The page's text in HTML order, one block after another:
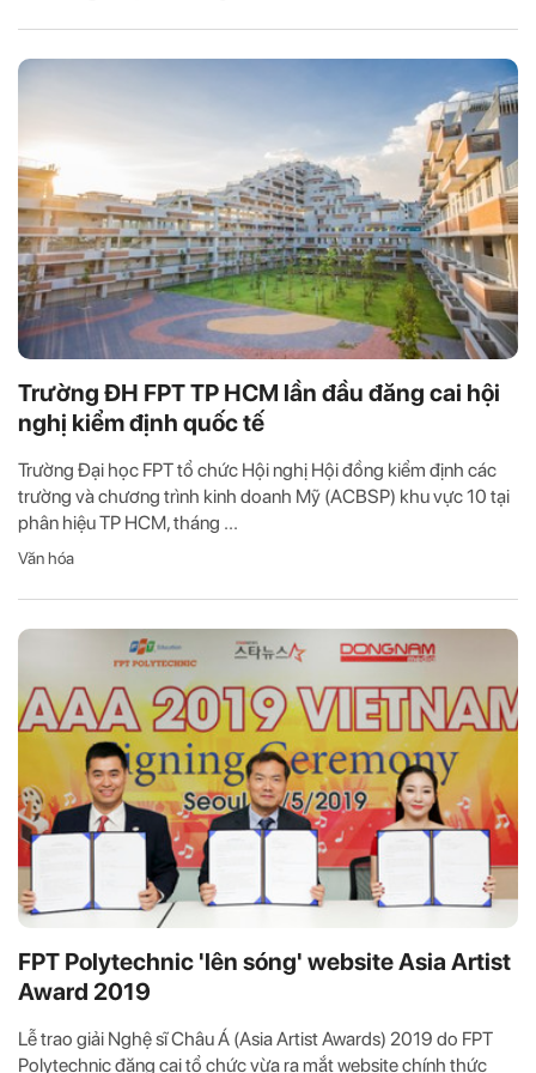
Trường ĐH FPT TP HCM lần đầu đăng cai hội
nghị kiểm định quốc tế
Trường Đại học FPT tổ chức Hội nghị Hội đồng kiểm định các
trường và chương trình kinh doanh Mỹ (ACBSP) khu vực 10 tại
phân hiệu TP HCM, tháng ...
Văn hóa
FPT Polytechnic 'lên sóng' website Asia Artist
Award 2019
Lễ trao giải Nghệ sĩ Châu Á (Asia Artist Awards) 2019 do FPT
Polytechnic đăng cai tổ chức vừa ra mắt website chính thức